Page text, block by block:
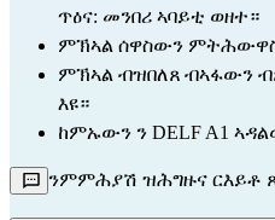
ጥዕና: መንበሪ ኣባይቲ ወዘተ።
ምኽኣል ሰዋስውን
ምኽኣል ብዝበለጸ ብኣፋውን
እዩ።
ከምኡውን ን DELF A1
ንምምሕያሽ ዝሕግዙና ርእይቶ